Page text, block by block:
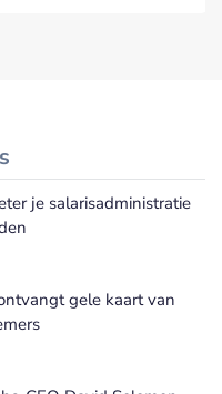
Human Resources nieuws
je salarisadministratie
gele kaart van